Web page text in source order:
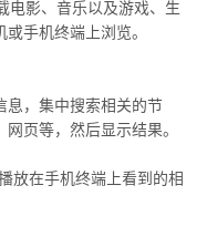
影、音乐以及游戏、生
手机终端上浏览。
息，集中搜索相关的节
页等，然后显示结果。
放在手机终端上看到的相